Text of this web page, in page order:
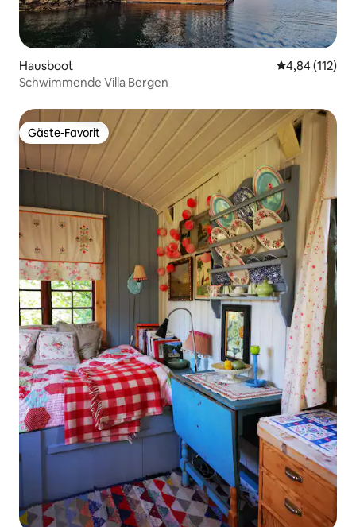
Hausboot
4,84 (112)
Schwimmende Villa Bergen
Gäste-Favorit
Gäste-Favorit